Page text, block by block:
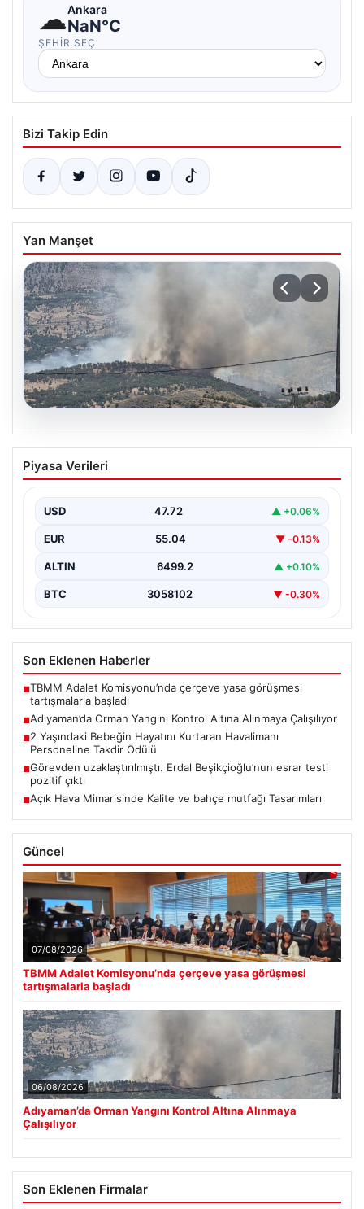
☁Ankara
NaN°C
ŞEHIR SEÇ
Bizi Takip Edin
Yan Manşet
06.08.2026
Adıyaman’da Orman Yangını Kontrol
Altına Alınmaya Çalışılıyor
bölgedeki doğal yaşamı tehdit etmeye devam ediyor.
Henüz…
Piyasa Verileri
USD 47.72 ▲ +0.06%
EUR 55.04 ▼ -0.13%
ALTIN 6499.2 ▲ +0.10%
BTC 3058102 ▼ -0.30%
Son Eklenen Haberler
■TBMM Adalet Komisyonu’nda çerçeve yasa görüşmesi
tartışmalarla başladı
■Adıyaman’da Orman Yangını Kontrol Altına Alınmaya Çalışılıyor
■2 Yaşındaki Bebeğin Hayatını Kurtaran Havalimanı
Personeline Takdir Ödülü
■Görevden uzaklaştırılmıştı. Erdal Beşikçioğlu’nun esrar testi
pozitif çıktı
■Açık Hava Mimarisinde Kalite ve bahçe mutfağı Tasarımları
Güncel
07/08/2026
TBMM Adalet Komisyonu’nda çerçeve yasa görüşmesi
tartışmalarla başladı
06/08/2026
Adıyaman’da Orman Yangını Kontrol Altına Alınmaya
Çalışılıyor
Son Eklenen Firmalar